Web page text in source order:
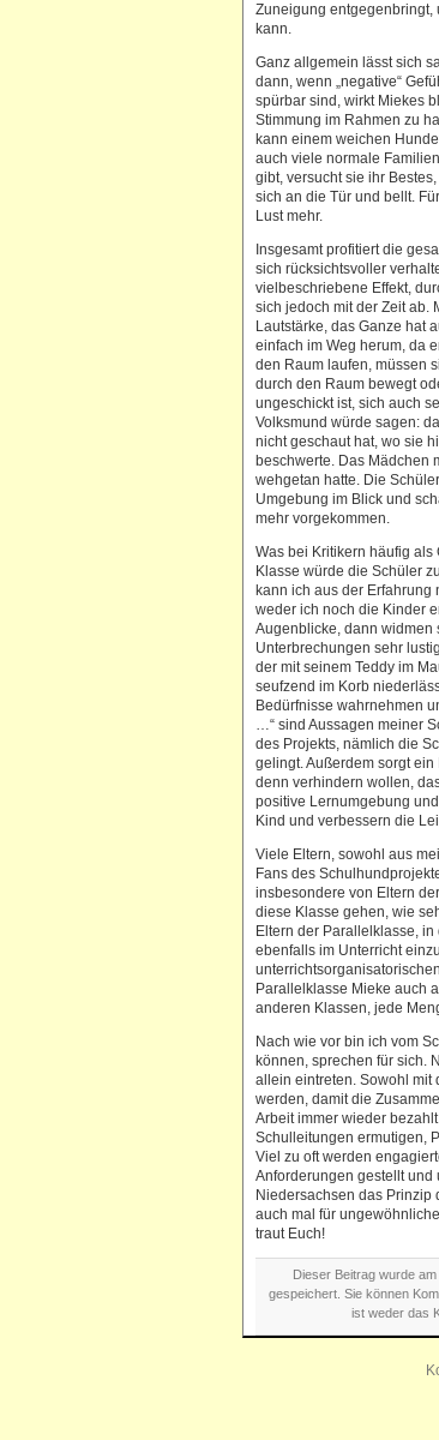
Zuneigung entgegenbringt,
kann.
Ganz allgemein lässt sich
dann, wenn „negative“
spürbar sind, wirkt Miekes
Stimmung im Rahmen zu
kann einem weichen
auch viele normale
gibt, versucht sie ihr
sich an die Tür und bellt.
Lust mehr.
Insgesamt profitiert die
sich rücksichtsvoller
vielbeschriebene Effekt,
sich jedoch mit der Zeit ab.
Lautstärke, das Ganze hat
einfach im Weg herum, da
den Raum laufen, müssen
durch den Raum bewegt
ungeschickt ist, sich auch
Volksmund würde sagen:
nicht geschaut hat, wo sie
beschwerte. Das Mädchen
wehgetan hatte. Die
Umgebung im Blick und
mehr vorgekommen.
Was bei Kritikern häufig
Klasse würde die Schüler
kann ich aus der
weder ich noch die Kinder
Augenblicke, dann widmen
Unterbrechungen sehr
der mit seinem Teddy im
seufzend im Korb
Bedürfnisse wahrnehmen
…“ sind Aussagen meiner
des Projekts, nämlich die
gelingt. Außerdem sorgt
denn verhindern wollen,
positive Lernumgebung
Kind und verbessern die
Viele Eltern, sowohl aus
Fans des
insbesondere von Eltern
diese Klasse gehen, wie
Eltern der Parallelklasse,
ebenfalls im Unterricht
Parallelklasse Mieke auch
anderen Klassen, jede
Nach wie vor bin ich vom
können, sprechen für sich.
allein eintreten. Sowohl mit
werden, damit die
Arbeit immer wieder
Schulleitungen ermutigen,
Viel zu oft werden
Anforderungen gestellt und
Niedersachsen das
auch mal für
traut Euch!
Dieser Beitrag wurde
gespeichert. Sie können
ist weder das